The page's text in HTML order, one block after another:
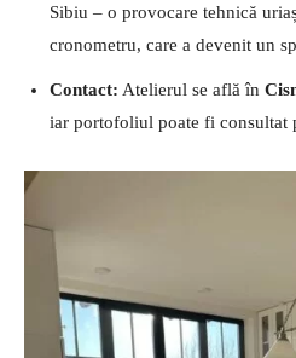
Sibiu – o provocare tehnică
cronometru, care a devenit un
Contact: Atelierul se află în
iar portofoliul poate fi consultat